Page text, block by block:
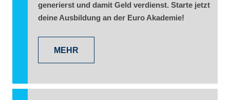
generierst und damit Geld verdienst. Starte jetzt
deine Ausbildung an der Euro Akademie!
MEHR